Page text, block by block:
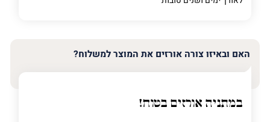
האם ובאיזו צורה אורזים את המוצר למשלוח?
במתניה אורזים בטוח!